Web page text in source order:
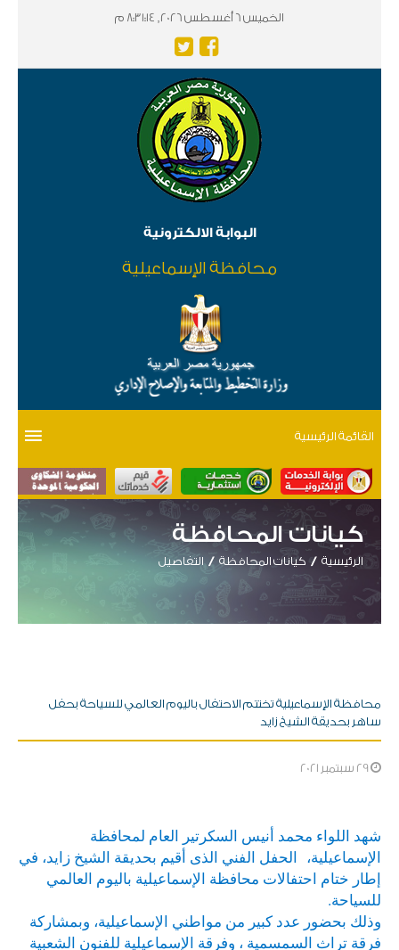
الخميس 6 أغسطس 2026, 8:31:14 م
البوابة الالكترونية
محافظة الإسماعيلية
القائمة الرئيسية
كيانات المحافظة
الرئيسية كيانات المحافظة التفاصيل
محافظة الإسماعيلية تختتم الاحتفال باليوم العالمي للسياحة بحفل
ساهر بحديقة الشيخ زايد
شهد اللواء محمد أنيس السكرتير العام لمحافظة
الإسماعيلية، الحفل الفني الذى أقيم بحديقة الشيخ زايد، في
إطار ختام احتفالات محافظة الإسماعيلية باليوم العالمي
للسياحة.
وذلك بحضور عدد كبير من مواطني الإسماعيلية، وبمشاركة
فرقة تراث السمسمية ، وفرقة الإسماعيلية للفنون الشعبية